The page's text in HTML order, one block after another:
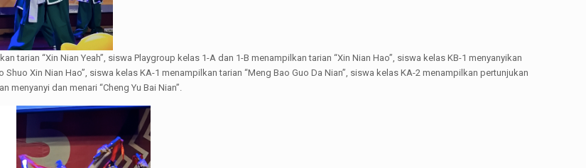
tarian “Xin Nian Yeah”, siswa Playgroup kelas 1-A dan 1-B menampilkan tarian “Xin Nian Hao”, siswa kelas KB-1 menyanyikan
Xin Nian Hao”, siswa kelas KA-1 menampilkan tarian “Meng Bao Guo Da Nian”, siswa kelas KA-2 menampilkan pertunjukan
menyanyi dan menari “Cheng Yu Bai Nian”.